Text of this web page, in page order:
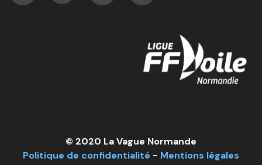
© 2020 La Vague Normande
Politique de confidentialité - Mentions légales